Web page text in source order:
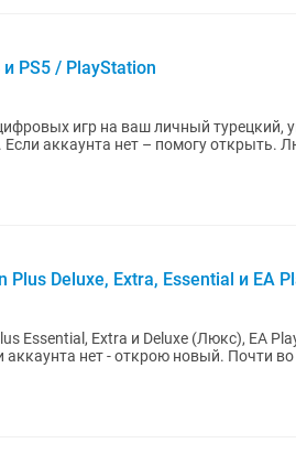
PS5 / PlayStation
игр на ваш личный турецкий,
Plus Deluxe, Extra, Essential и EA
Essential, Extra и Deluxe (Люкс), EA
новый. Почти во всех играх есть русский язык и